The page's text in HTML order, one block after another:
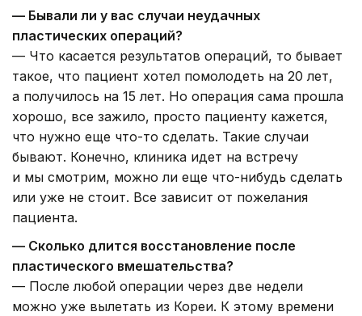
— Бывали ли у вас случаи неудачных
пластических операций?
— Что касается результатов операций, то бывает
такое, что пациент хотел помолодеть на 20 лет,
а получилось на 15 лет. Но операция сама прошла
хорошо, все зажило, просто пациенту кажется,
что нужно еще что-то сделать. Такие случаи
бывают. Конечно, клиника идет на встречу
и мы смотрим, можно ли еще что-нибудь сделать
или уже не стоит. Все зависит от пожелания
пациента.
— Сколько длится восстановление после
пластического вмешательства?
— После любой операции через две недели
можно уже вылетать из Кореи. К этому времени